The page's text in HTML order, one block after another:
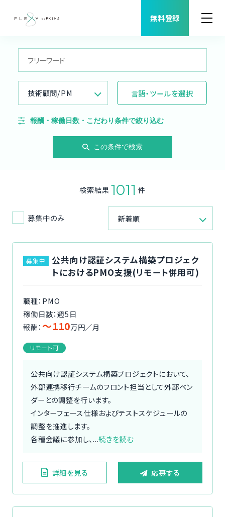
無料登録
案件検索
職種から案件を探す
FLEXYについて
コーディネーター紹介
法人の方
今すぐ無料で登録 ログイン
技術顧問/PM 言語・ツールを選択
報酬・稼働日数・こだわり条件で絞り込む
この条件で検索
検索結果 1011 件
募集中のみ 新着順
募集中
公共向け認証システム構築プロジェク
トにおけるPMO支援(リモート併用可)
職種：PMO
稼働日数：週5日
報酬： 〜110万円／月
リモート可
公共向け認証システム構築プロジェクトにおいて、
外部連携移行チームのフロント担当として外部ベン
ダーとの調整を行います。
インターフェース仕様およびテストスケジュールの
調整を推進します。
各種会議に参加し、...続きを読む
詳細を見る 応募する